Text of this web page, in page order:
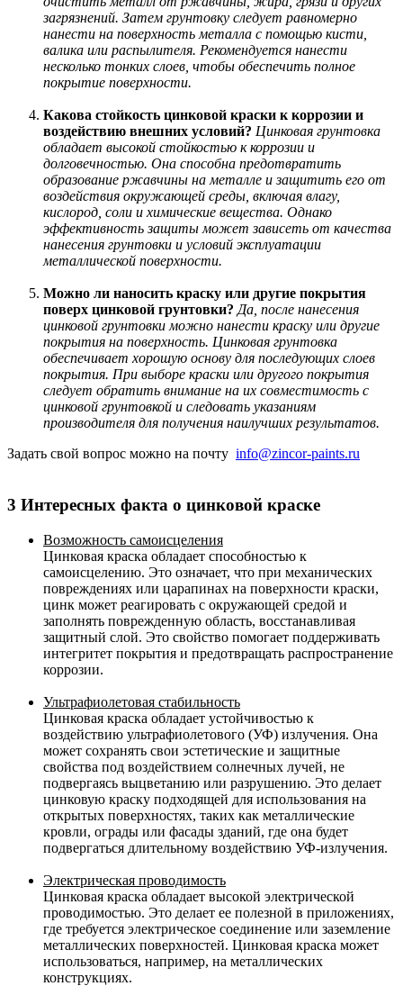
загрязнений. Затем грунтовку следует равномерно
нанести на поверхность металла с помощью кисти,
валика или распылителя. Рекомендуется нанести
несколько тонких слоев, чтобы обеспечить полное
покрытие поверхности.
Какова стойкость цинковой краски к коррозии и
воздействию внешних условий? Цинковая грунтовка
обладает высокой стойкостью к коррозии и
долговечностью. Она способна предотвратить
образование ржавчины на металле и защитить его от
воздействия окружающей среды, включая влагу,
кислород, соли и химические вещества. Однако
эффективность защиты может зависеть от качества
нанесения грунтовки и условий эксплуатации
металлической поверхности.
Можно ли наносить краску или другие покрытия
поверх цинковой грунтовки? Да, после нанесения
цинковой грунтовки можно нанести краску или другие
покрытия на поверхность. Цинковая грунтовка
обеспечивает хорошую основу для последующих слоев
покрытия. При выборе краски или другого покрытия
следует обратить внимание на их совместимость с
цинковой грунтовкой и следовать указаниям
производителя для получения наилучших результатов.
Задать свой вопрос можно на почту info@zincor-paints.ru
3 Интересных факта о цинковой краске
Возможность самоисцеления
Цинковая краска обладает способностью к
самоисцелению. Это означает, что при механических
повреждениях или царапинах на поверхности краски,
цинк может реагировать с окружающей средой и
заполнять поврежденную область, восстанавливая
защитный слой. Это свойство помогает поддерживать
интегритет покрытия и предотвращать распространение
коррозии.
Ультрафиолетовая стабильность
Цинковая краска обладает устойчивостью к
воздействию ультрафиолетового (УФ) излучения. Она
может сохранять свои эстетические и защитные
свойства под воздействием солнечных лучей, не
подвергаясь выцветанию или разрушению. Это делает
цинковую краску подходящей для использования на
открытых поверхностях, таких как металлические
кровли, ограды или фасады зданий, где она будет
подвергаться длительному воздействию УФ-излучения.
Электрическая проводимость
Цинковая краска обладает высокой электрической
проводимостью. Это делает ее полезной в приложениях,
где требуется электрическое соединение или заземление
металлических поверхностей. Цинковая краска может
использоваться, например, на металлических
конструкциях.